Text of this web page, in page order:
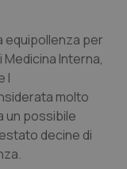
equipollenza per
Medicina Interna,
l
molto
un possibile
decine di